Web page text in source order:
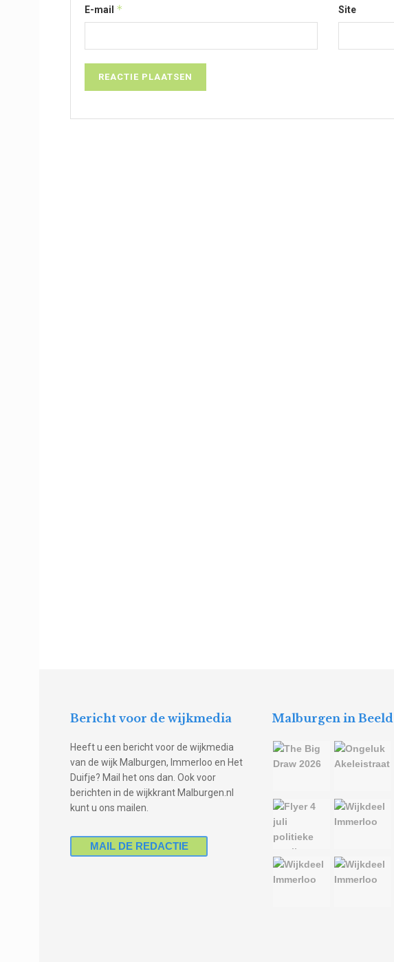
E-mail * Site
Bericht voor de wijkmedia
Heeft u een bericht voor de wijkmedia
van de wijk Malburgen, Immerloo en Het
Duifje? Mail het ons dan. Ook voor
berichten in de wijkkrant Malburgen.nl
kunt u ons mailen.
MAIL DE REDACTIE
Malburgen in Beeld